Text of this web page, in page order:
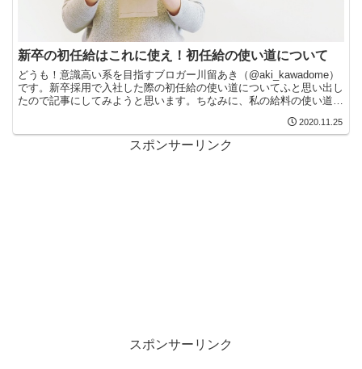
新卒の初任給はこれに使え！初任給の使い道について
どうも！意識高い系を目指すブロガー川留あき（@aki_kawadome）
です。新卒採用で入社した際の初任給の使い道についてふと思い出し
たので記事にしてみようと思います。ちなみに、私の給料の使い道で
2020.11.25
スポンサーリンク
スポンサーリンク